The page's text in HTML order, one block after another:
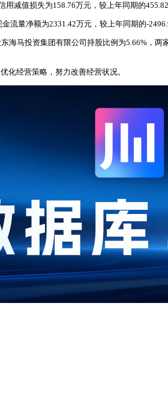
减值损失为158.76万元，较上年同期的
量净额为2331.42万元，较上年同期的-
马投资集团有限公司持股比例为5.66%，
化经营策略，努力改善经营状况。